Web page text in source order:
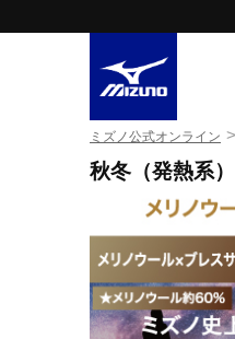
スニーカー
ライフスタイルウエア
ランニング
サッカー／フットサル
トレーニング
ミズノ公式オンライン >
秋冬（発熱系